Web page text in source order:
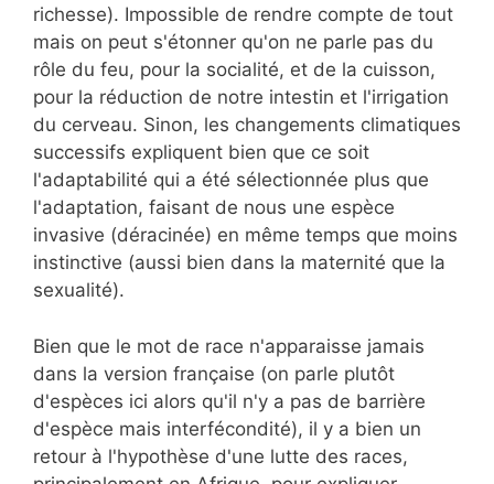
richesse). Impossible de rendre compte de tout
mais on peut s'étonner qu'on ne parle pas du
rôle du feu, pour la socialité, et de la cuisson,
pour la réduction de notre intestin et l'irrigation
du cerveau. Sinon, les changements climatiques
successifs expliquent bien que ce soit
l'adaptabilité qui a été sélectionnée plus que
l'adaptation, faisant de nous une espèce
invasive (déracinée) en même temps que moins
instinctive (aussi bien dans la maternité que la
sexualité).
Bien que le mot de race n'apparaisse jamais
dans la version française (on parle plutôt
d'espèces ici alors qu'il n'y a pas de barrière
d'espèce mais interfécondité), il y a bien un
retour à l'hypothèse d'une lutte des races,